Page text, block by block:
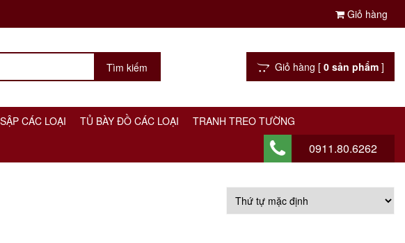
Giỏ hàng
Giỏ hàng [ 0 sản phẩm ]
SẬP CÁC LOẠI TỦ BÀY ĐỒ CÁC LOẠI
TRANH TREO TƯỜNG
0911.80.6262